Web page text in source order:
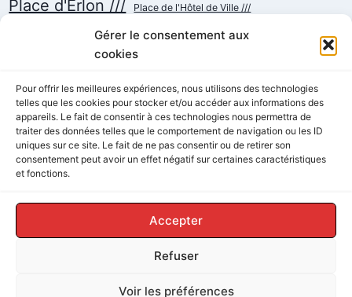
Gérer le consentement aux
cookies
Pour offrir les meilleures expériences, nous utilisons des technologies
telles que les cookies pour stocker et/ou accéder aux informations des
appareils. Le fait de consentir à ces technologies nous permettra de
traiter des données telles que le comportement de navigation ou les ID
uniques sur ce site. Le fait de ne pas consentir ou de retirer son
consentement peut avoir un effet négatif sur certaines caractéristiques
et fonctions.
Accepter
Refuser
Voir les préférences
Place d'Erlon /// Place de l'Hôtel de Ville ///
Place de la République /// Place du Cardinal Luçon ///
Place du Forum/des Marchés ///
Rue Buirette /// Rue Carnot /// Rue Chanzy /// Rue Colbert ///
Rue Cérès /// Rue de l'Etape /// Rue de Mars /// Rue de Talleyrand ///
Rue de Vesle /// Rue Thiers /// Succursalisme /// Tramway ///